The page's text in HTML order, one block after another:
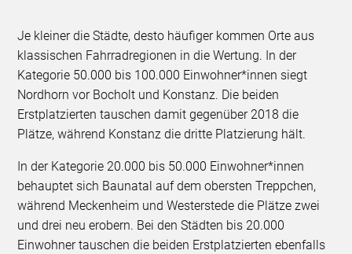
Je kleiner die Städte, desto häufiger kommen Orte aus
klassischen Fahrradregionen in die Wertung. In der
Kategorie 50.000 bis 100.000 Einwohner*innen siegt
Nordhorn vor Bocholt und Konstanz. Die beiden
Erstplatzierten tauschen damit gegenüber 2018 die
Plätze, während Konstanz die dritte Platzierung hält.
In der Kategorie 20.000 bis 50.000 Einwohner*innen
behauptet sich Baunatal auf dem obersten Treppchen,
während Meckenheim und Westerstede die Plätze zwei
und drei neu erobern. Bei den Städten bis 20.000
Einwohner tauschen die beiden Erstplatzierten ebenfalls